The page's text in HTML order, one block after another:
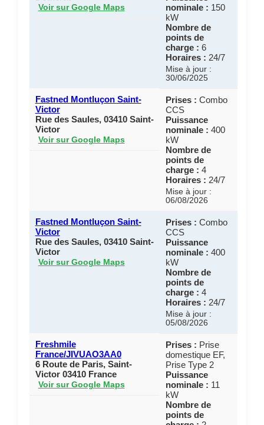
Voir sur Google Maps
nominale : 150
kW
Nombre de
points de
charge : 6
Horaires : 24/7
Mise à jour :
30/06/2025
Fastned Montluçon Saint-
Victor
Rue des Saules, 03410 Saint-
Victor
Voir sur Google Maps
Prises : Combo
CCS
Puissance
nominale : 400
kW
Nombre de
points de
charge : 4
Horaires : 24/7
Mise à jour :
06/08/2026
Fastned Montluçon Saint-
Victor
Rue des Saules, 03410 Saint-
Victor
Voir sur Google Maps
Prises : Combo
CCS
Puissance
nominale : 400
kW
Nombre de
points de
charge : 4
Horaires : 24/7
Mise à jour :
05/08/2026
Freshmile
France/JIVUAO3AA0
6 Route de Paris, Saint-
Victor 03410 France
Voir sur Google Maps
Prises : Prise
domestique EF,
Prise Type 2
Puissance
nominale : 11
kW
Nombre de
points de